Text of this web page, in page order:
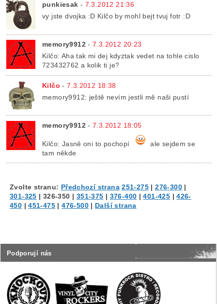
Podporují nás
punkiesak - 7.3.2012 21:36
vy jste dvojka :D Kilčo by mohl bejt tvuj fotr :D
memory9912-7.3.2012 20:23
Kilčo: Aha tak mi dej kdyztak vedet na tohle cislo
723432762 a kolik ti je?
Kilčo -7.3.2012 18:38
memory9912: ještě nevím jestli mě naši pustí
memory9912-7.3.2012 18:05
Kilčo: Jasně oni to pochopí
ale sejdem se
tam někde
Zvolte stranu: Předchozí strana 251-275 |276-300|
301-325 | 326-350 | 351-375 | 376-400 |401-425 |426-
450 |451-475 |476-500| Další strana